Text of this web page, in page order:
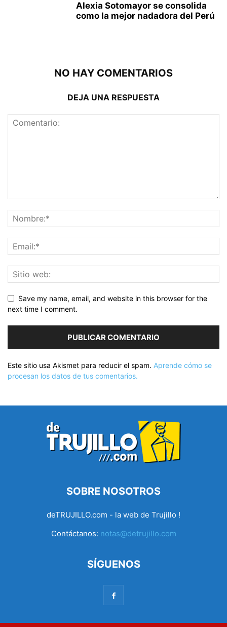
Alexia Sotomayor se consolida
como la mejor nadadora del Perú
NO HAY COMENTARIOS
DEJA UNA RESPUESTA
Save my name, email, and website in this browser for the
next time I comment.
Este sitio usa Akismet para reducir el spam. Aprende cómo se
procesan los datos de tus comentarios.
SOBRE NOSOTROS
deTRUJILLO.com - la web de Trujillo !
Contáctanos: notas@detrujillo.com
SÍGUENOS